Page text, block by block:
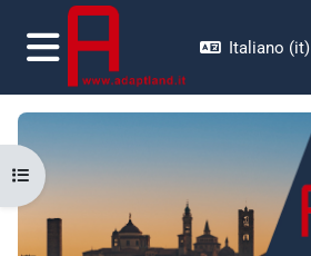
Vai al contenuto principale
Pannello laterale
Italiano ‎(it)‎
Apri indice del corso